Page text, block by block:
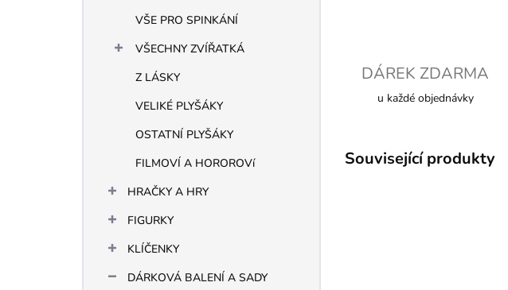
VŠE PRO SPINKÁNÍ
VŠECHNY ZVÍŘATKÁ
Z LÁSKY
VELIKÉ PLYŠÁKY
OSTATNÍ PLYŠÁKY
FILMOVÍ A HOROROVí
HRAČKY A HRY
FIGURKY
KLÍČENKY
DÁRKOVÁ BALENÍ A SADY
DÁREK ZDARMA
u každé objednávky
Související produkty